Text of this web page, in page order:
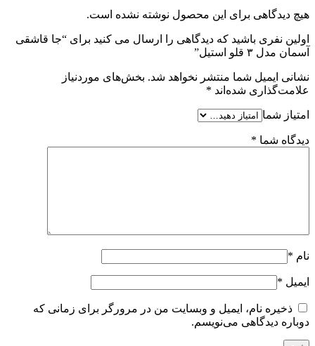
برای این محصول نوشته نشده است.
باشید که دیدگاهی را ارسال می کنید برای “جا قاشقی
شما منتشر نخواهد شد.
بخش‌های موردنیاز
شده‌اند*
*
ایمیل و وبسایت من در مرورگر برای زمانی که
می‌نویسم.